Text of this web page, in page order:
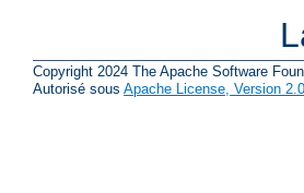
Copyright 2024 The Apache Software
Autorisé sous Apache License, Version 2.0